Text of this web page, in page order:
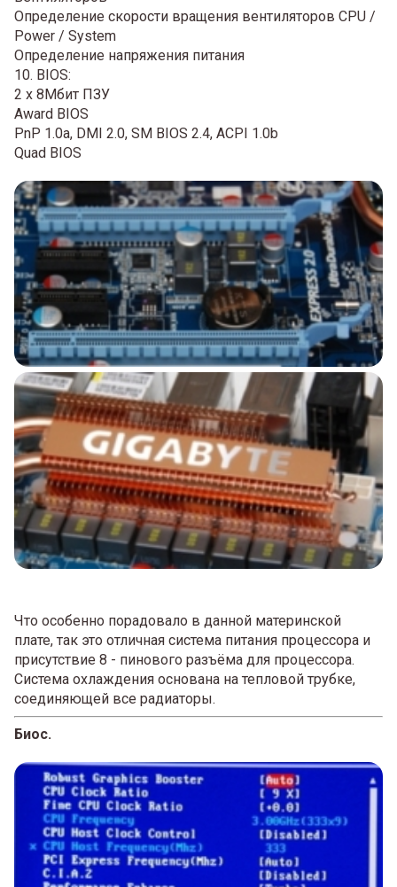
Определение скорости вращения вентиляторов CPU /
Power / System
Определение напряжения питания
10. BIOS:
2 x 8Мбит ПЗУ
Award BIOS
PnP 1.0a, DMI 2.0, SM BIOS 2.4, ACPI 1.0b
Quad BIOS
Что особенно порадовало в данной материнской
плате, так это отличная система питания процессора и
присутствие 8 - пинового разъёма для процессора.
Система охлаждения основана на тепловой трубке,
соединяющей все радиаторы.
Биос.